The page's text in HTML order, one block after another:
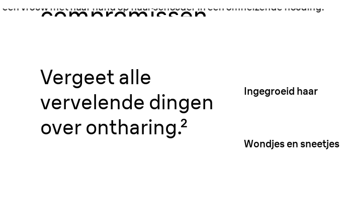
compromissen.
Vergeet alle
vervelende dingen
over ontharing.²
Ingegroeid haar
Wondjes en sneetjes